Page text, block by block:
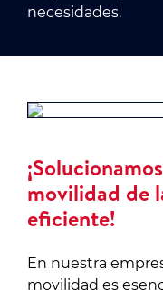
necesidades.
movilidad de
eficiente!
En nuestra
movilidad es